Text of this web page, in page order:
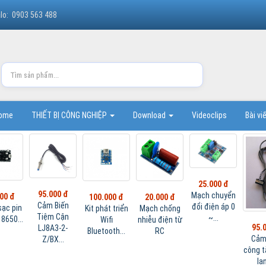
0903 563 488
THIẾT BỊ CÔNG NGHIỆP Download Videoclips Bài
đ
pin
95.000 đ
Cảm Biến
Tiệm Cận
LJ8A3-2-
Z/BX...
100.000 đ
Kit phát triển
Wifi
Bluetooth...
20.000 đ
Mạch chống
nhiễu điện từ
RC
25.000 đ
Mạch chuyển
đổi điện áp 0
~...
công